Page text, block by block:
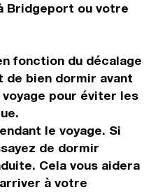
Bridgeport ou votre
fonction du décalage
bien dormir avant
pour éviter les
le voyage. Si
de dormir
Cela vous aidera
à votre